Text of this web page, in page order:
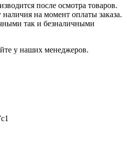
после осмотра товаров.
наличия на момент оплаты заказа.
так и безналичными
у наших менеджеров.